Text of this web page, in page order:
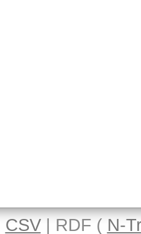
CSV| RDF ( N-